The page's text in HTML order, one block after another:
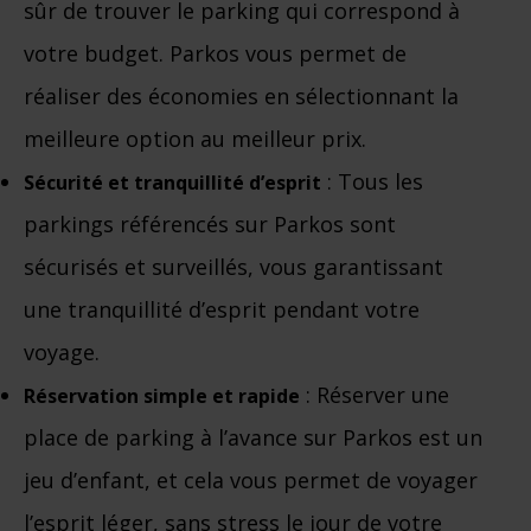
sûr de trouver le parking qui correspond à
votre budget. Parkos vous permet de
réaliser des économies en sélectionnant la
meilleure option au meilleur prix.
Sécurité et tranquillité d’esprit : Tous les
parkings référencés sur Parkos sont
sécurisés et surveillés, vous garantissant
une tranquillité d’esprit pendant votre
voyage.
Réservation simple et rapide : Réserver une
place de parking à l’avance sur Parkos est un
jeu d’enfant, et cela vous permet de voyager
l’esprit léger, sans stress le jour de votre